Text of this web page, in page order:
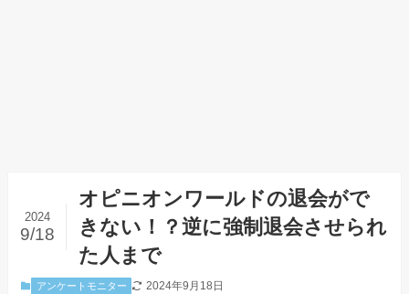
オピニオンワールドの退会がで
きない！？逆に強制退会させられ
た人まで
2024
9/18
アンケートモニター 2024年9月18日